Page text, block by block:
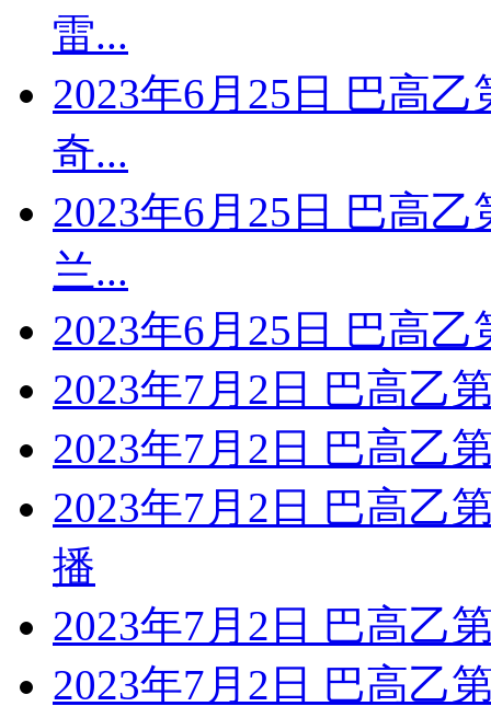
雷...
2023年6月25日 巴高
奇...
2023年6月25日 巴高
兰...
2023年6月25日 巴高
2023年7月2日 巴高乙
2023年7月2日 巴高乙
2023年7月2日 巴高乙
播
2023年7月2日 巴高乙
2023年7月2日 巴高乙